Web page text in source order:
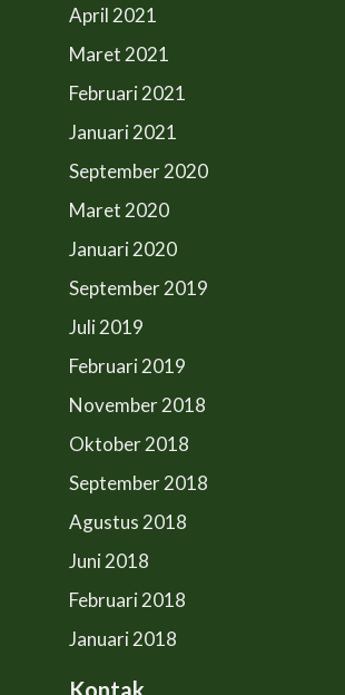
April 2021
Maret 2021
Februari 2021
Januari 2021
September 2020
Maret 2020
Januari 2020
September 2019
Juli 2019
Februari 2019
November 2018
Oktober 2018
September 2018
Agustus 2018
Juni 2018
Februari 2018
Januari 2018